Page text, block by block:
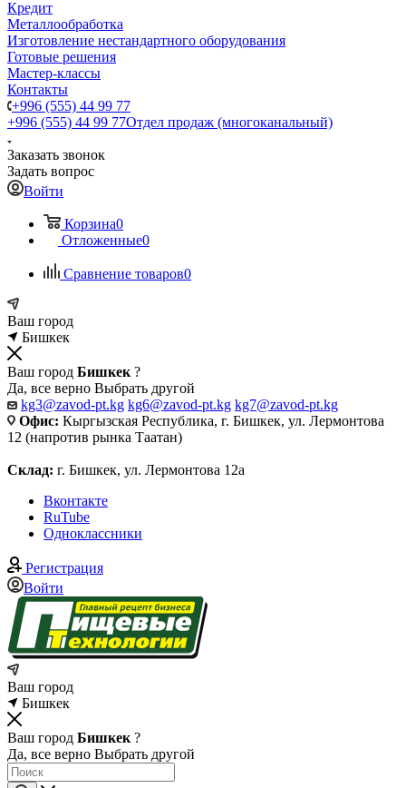
Кредит
Металлообработка
Изготовление нестандартного оборудования
Готовые решения
Мастер-классы
Контакты
+996 (555) 44 99 77
+996 (555) 44 99 77Отдел продаж (многоканальный)
Заказать звонок
Задать вопрос
Войти
Корзина0
Отложенные0
Сравнение товаров0
Ваш город
Бишкек
Ваш город Бишкек ?
Да, все верно Выбрать другой
kg3@zavod-pt.kg kg6@zavod-pt.kg kg7@zavod-pt.kg
Офис: Кыргызская Республика, г. Бишкек, ул. Лермонтова
12 (напротив рынка Таатан)
Склад: г. Бишкек, ул. Лермонтова 12а
Вконтакте
RuTube
Одноклассники
Регистрация
Войти
Ваш город
Бишкек
Ваш город Бишкек ?
Да, все верно Выбрать другой